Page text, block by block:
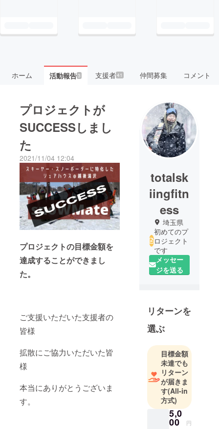
ホーム 活動報告3 支援者41 仲間募集 コメント
プロジェクトが
SUCCESSしまし
た
2021/11/04 12:04
プロジェクトの目標金額を
達成することができまし
た。
ご支援いただいた支援者の
皆様
拡散にご協力いただいた皆
様
本当にありがとうございま
す。
totalsk
iingfitn
ess
埼玉県
初めてのプ
ロジェクト
です
メッセー
ジを送る
リターンを
選ぶ
目標金額
未達でも
リターン
が届きま
す(All-in
方式)
5,0
00 円